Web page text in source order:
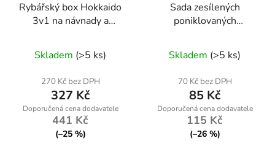
Rybářský box Hokkaido
3v1 na návnady a
oddělenými přihrádkami
Skladem (>5 ks)
270 Kč bez DPH
327 Kč
441 Kč
(–25 %)
Sada zesílených
poniklovaných
1 – Geko K02362
Skladem (>5 ks)
70 Kč bez DPH
85 Kč
115 Kč
(–26 %)